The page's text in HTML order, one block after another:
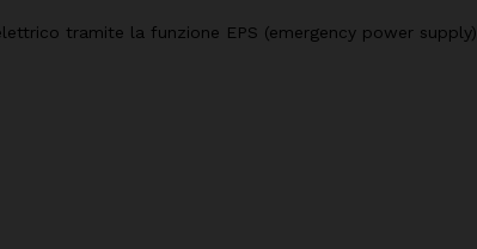
tramite la funzione EPS (emergency power supply)